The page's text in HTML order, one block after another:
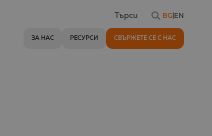
BG EN
ЗА НАС РЕСУРСИ СВЪРЖЕТЕ СЕ С НАС